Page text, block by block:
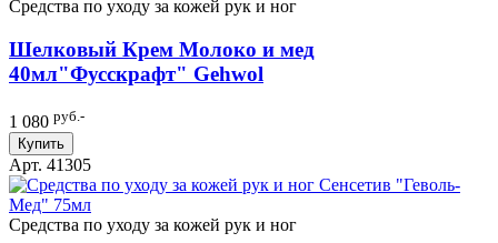
Средства по уходу за кожей рук и ног
Шелковый Крем Молоко и мед
40мл"Фусскрафт" Gehwol
1 080 руб.-
Купить
Арт. 41305
Средства по уходу за кожей рук и ног